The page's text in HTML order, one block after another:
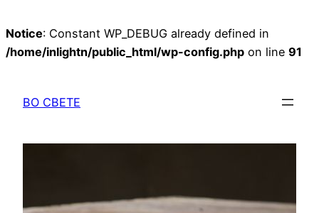
Notice: Constant WP_DEBUG already defined in
/home/inlightn/public_html/wp-config.php on line 91
содержимому
ВО СВЕТЕ